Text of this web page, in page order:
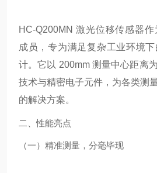
HC-Q200MN 激光位移传感器
成员，专为满足复杂工业环境
计。它以 200mm 测量中心距离
技术与精密电子元件，为各类测
的解决方案。
二、性能亮点
（一）精准测量，分毫毕现